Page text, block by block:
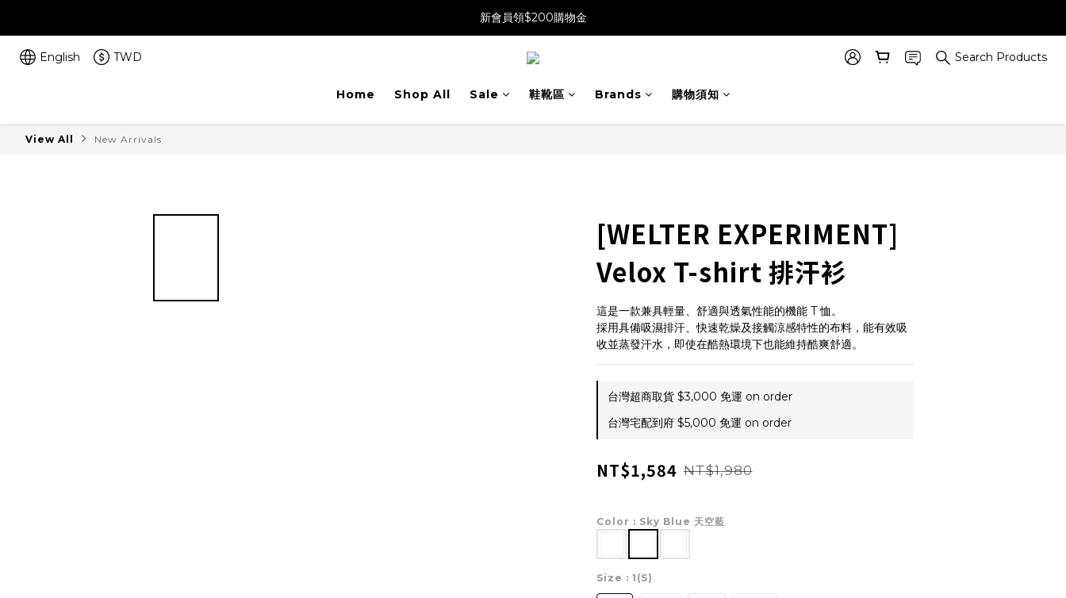
新會員領$200購物金
English TWD Search Products
Home Shop All Sale 鞋靴區 Brands 購物須知
View All New Arrivals
[WELTER EXPERIMENT]
Velox T-shirt 排汗衫
這是一款兼具輕量、舒適與透氣性能的機能 T 恤。
採用具備吸濕排汗、快速乾燥及接觸涼感特性的布料，能有效吸
收並蒸發汗水，即使在酷熱環境下也能維持酷爽舒適。
台灣超商取貨 $3,000 免運 on order
台灣宅配到府 $5,000 免運 on order
NT$1,584 NT$1,980
Color : Sky Blue 天空藍
Size : 1(S)
BUY NOW